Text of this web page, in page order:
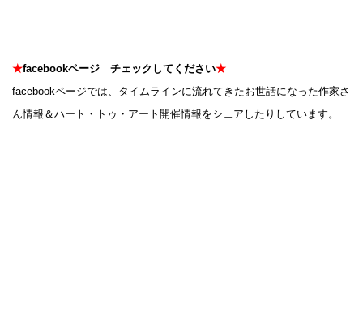
★facebookページ チェックしてください★
facebookページでは、タイムラインに流れてきたお世話になった作家さ
ん情報＆ハート・トゥ・アート開催情報をシェアしたりしています。